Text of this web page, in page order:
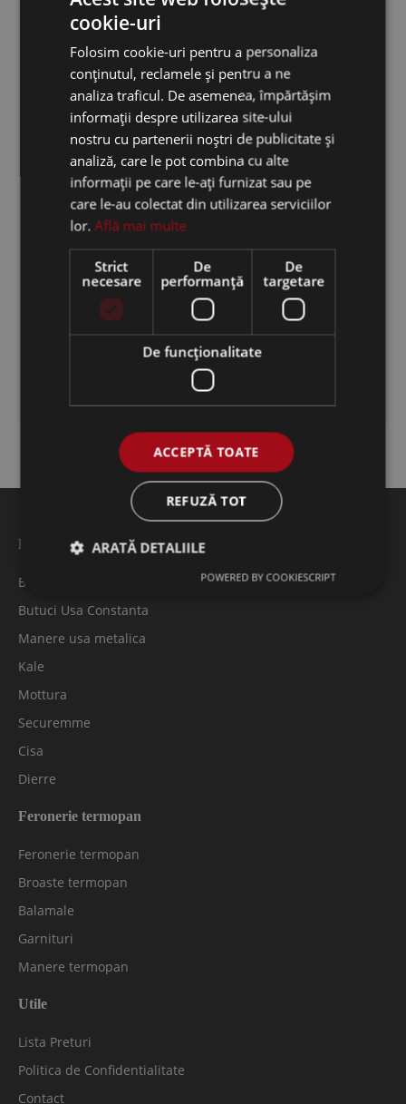
Mottura
Securemme
Dierre
Feronerie Termopan
Feronerie termopan
Broaste termopan
Balamale
Garnituri
Feronerie usi metalice
Broaste/Yale
Butuci Usa Constanta
Manere usa metalica
Kale
Mottura
Securemme
Cisa
Dierre
Feronerie termopan
Feronerie termopan
Broaste termopan
Balamale
Garnituri
Manere termopan
Utile
Lista Preturi
Politica de Confidentialitate
Contact
cookie-uri
Folosim cookie-uri pentru a personaliza
conținutul, reclamele și pentru a ne
analiza traficul. De asemenea, împărtășim
informații despre utilizarea site-ului
nostru cu partenerii noștri de publicitate și
analiză, care le pot combina cu alte
informații pe care le-ați furnizat sau pe
care le-au colectat din utilizarea serviciilor
lor.Află mai multe
Strict
necesare
De
performanță
De
targetare
De funcţionalitate
ACCEPTĂ TOATE
REFUZĂ TOT
ARATĂ DETALIILE
POWERED BY COOKIESCRIPT